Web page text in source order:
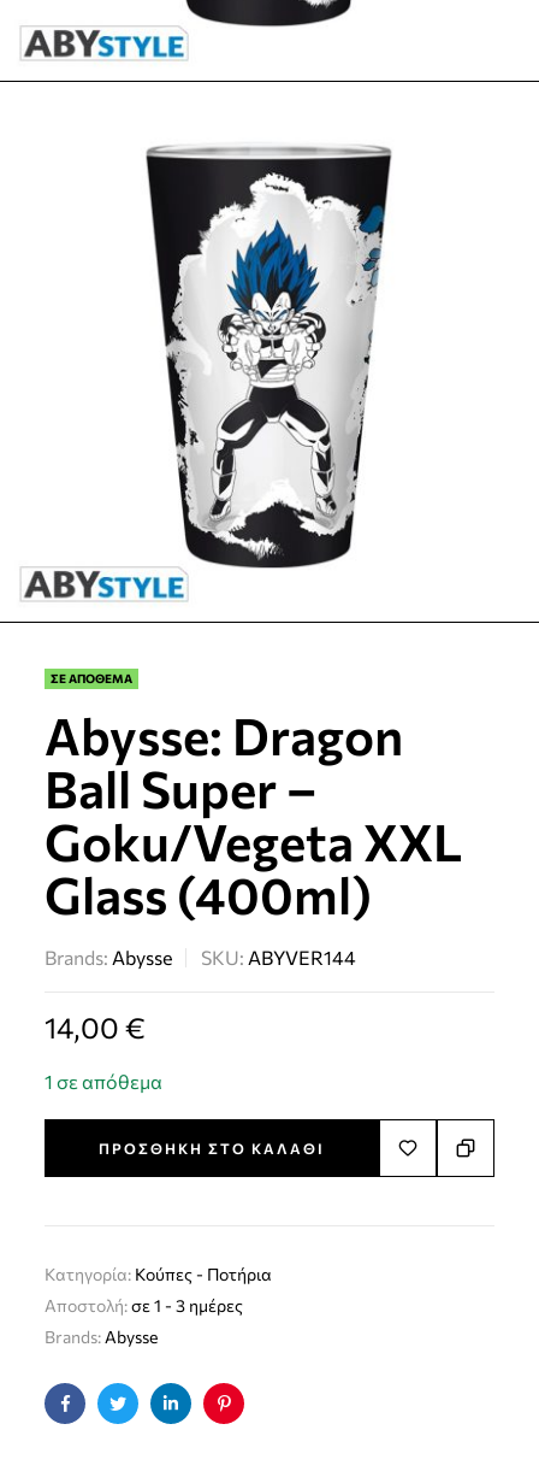
ΣΕ ΑΠΟΘΕΜΑ
Abysse: Dragon
Ball Super –
Goku/Vegeta XXL
Glass (400ml)
Brands: Abysse SKU: ABYVER144
14,00€
1 σε απόθεμα
ΠΡΟΣΘΉΚΗ ΣΤΟ ΚΑΛΆΘΙ
Κατηγορία: Kούπες - Ποτήρια
Αποστολή:σε 1 - 3 ημέρες
Brands: Abysse
FacebookTwitterLinkedinPinterest